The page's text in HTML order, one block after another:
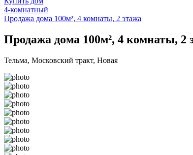
4-комнатный
Продажа дома 100м², 4 комнаты, 2 этажа
Продажа дома 100м², 4 комнаты, 2
Тельма, Московский тракт, Новая